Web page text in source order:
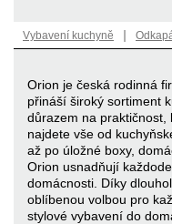
Vybavení kuchyně |
Orion je česká rodinná
přináší široký sortiment
důrazem na
najdete vše od
až po úložné boxy,
Orion usnadňují
domácnosti. Díky
oblíbenou volbou pro
stylové vybavení do